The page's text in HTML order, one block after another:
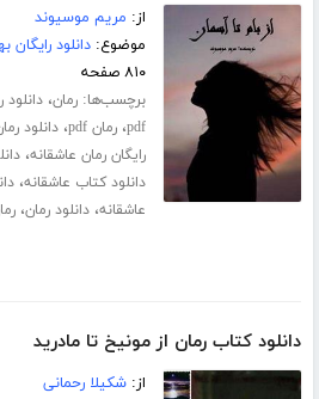
از: مریم موسیوند
موضوع:دانلود رایگان
۸۱۰ صفحه
برچسب‌ها:رمان،دانلود
pdf،رمان pdf ،دانلود
رایگان رمان عاشقانه،
دانلود کتاب عاشقانه،
عاشقانه،دانلود رمان،
دانلود کتاب رمان از مونیخ تا مادرید
از:شکیلا رحمانی